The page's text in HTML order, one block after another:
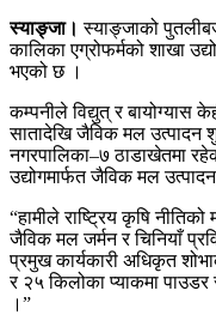
स्याङ्जा। स्याङ्जाको
कालिका एग्रोफर्मको शाखा
भएको छ ।
कम्पनीले विद्युत् र बायोग्यास
सातादेखि जैविक मल उत्पादन
नगरपालिका–७ ठाडाखेतमा
उद्योगमार्फत जैविक मल
“हामीले राष्ट्रिय कृषि
जैविक मल जर्मन र चिनियाँ
प्रमुख कार्यकारी अधिकृत
र २५ किलोका प्याकमा पाउडर
।”